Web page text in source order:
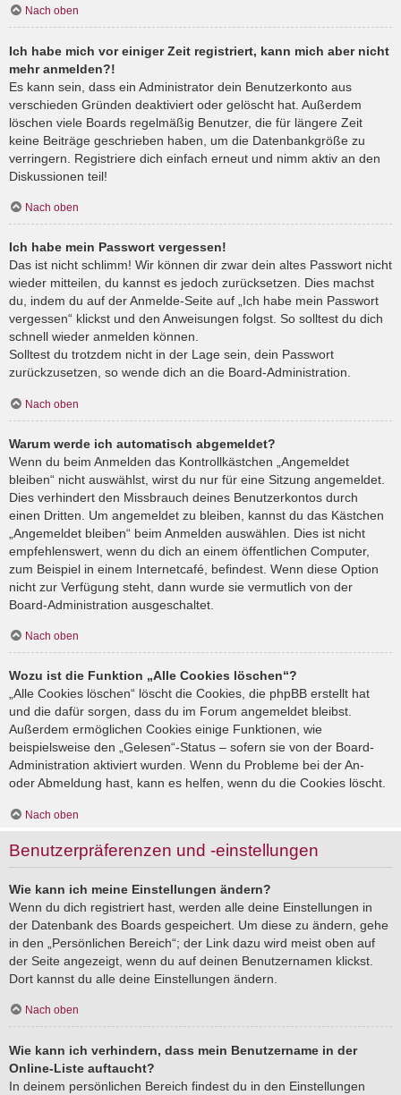
Nach oben
Ich habe mich vor einiger Zeit registriert, kann mich aber nicht
mehr anmelden?!
Es kann sein, dass ein Administrator dein Benutzerkonto aus
verschieden Gründen deaktiviert oder gelöscht hat. Außerdem
löschen viele Boards regelmäßig Benutzer, die für längere Zeit
keine Beiträge geschrieben haben, um die Datenbankgröße zu
verringern. Registriere dich einfach erneut und nimm aktiv an den
Diskussionen teil!
Nach oben
Ich habe mein Passwort vergessen!
Das ist nicht schlimm! Wir können dir zwar dein altes Passwort nicht
wieder mitteilen, du kannst es jedoch zurücksetzen. Dies machst
du, indem du auf der Anmelde-Seite auf „Ich habe mein Passwort
vergessen“ klickst und den Anweisungen folgst. So solltest du dich
schnell wieder anmelden können.
Solltest du trotzdem nicht in der Lage sein, dein Passwort
zurückzusetzen, so wende dich an die Board-Administration.
Nach oben
Warum werde ich automatisch abgemeldet?
Wenn du beim Anmelden das Kontrollkästchen „Angemeldet
bleiben“ nicht auswählst, wirst du nur für eine Sitzung angemeldet.
Dies verhindert den Missbrauch deines Benutzerkontos durch
einen Dritten. Um angemeldet zu bleiben, kannst du das Kästchen
„Angemeldet bleiben“ beim Anmelden auswählen. Dies ist nicht
empfehlenswert, wenn du dich an einem öffentlichen Computer,
zum Beispiel in einem Internetcafé, befindest. Wenn diese Option
nicht zur Verfügung steht, dann wurde sie vermutlich von der
Board-Administration ausgeschaltet.
Nach oben
Wozu ist die Funktion „Alle Cookies löschen“?
„Alle Cookies löschen“ löscht die Cookies, die phpBB erstellt hat
und die dafür sorgen, dass du im Forum angemeldet bleibst.
Außerdem ermöglichen Cookies einige Funktionen, wie
beispielsweise den „Gelesen“-Status – sofern sie von der Board-
Administration aktiviert wurden. Wenn du Probleme bei der An-
oder Abmeldung hast, kann es helfen, wenn du die Cookies löscht.
Nach oben
Benutzerpräferenzen und -einstellungen
Wie kann ich meine Einstellungen ändern?
Wenn du dich registriert hast, werden alle deine Einstellungen in
der Datenbank des Boards gespeichert. Um diese zu ändern, gehe
in den „Persönlichen Bereich“; der Link dazu wird meist oben auf
der Seite angezeigt, wenn du auf deinen Benutzernamen klickst.
Dort kannst du alle deine Einstellungen ändern.
Nach oben
Wie kann ich verhindern, dass mein Benutzername in der
Online-Liste auftaucht?
In deinem persönlichen Bereich findest du in den Einstellungen